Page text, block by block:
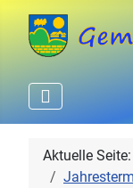
Aktuelle Seite: